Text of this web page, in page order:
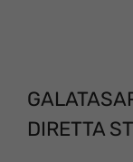
DIRETTA